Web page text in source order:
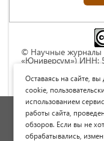
© Научные
«Юниверсум») ИНН:
Commons «
Непортированная
Политика
Оставаясь на сайте,
cookie,
использованием
работы сайта,
обзоров. Если вы не
обрабатывались,